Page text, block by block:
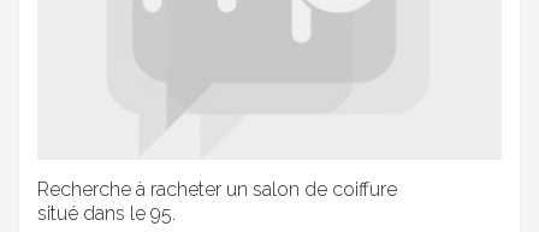
Recherche à racheter un salon de coiffure
situé dans le 95.